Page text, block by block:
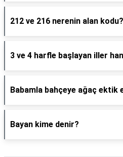
212 ve 216 nerenin alan kodu?
3 ve 4 harfle başlayan iller
Babamla bahçeye ağaç ektik
Bayan kime denir?